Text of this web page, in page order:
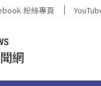
粉絲專頁
網